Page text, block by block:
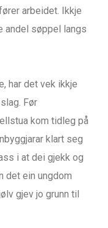
arbeidet. Ikkje
andel søppel langs
har det vek ikkje
Før
kom tidleg på
klart seg
i at dei gjekk og
det ein ungdom
gjev jo grunn til